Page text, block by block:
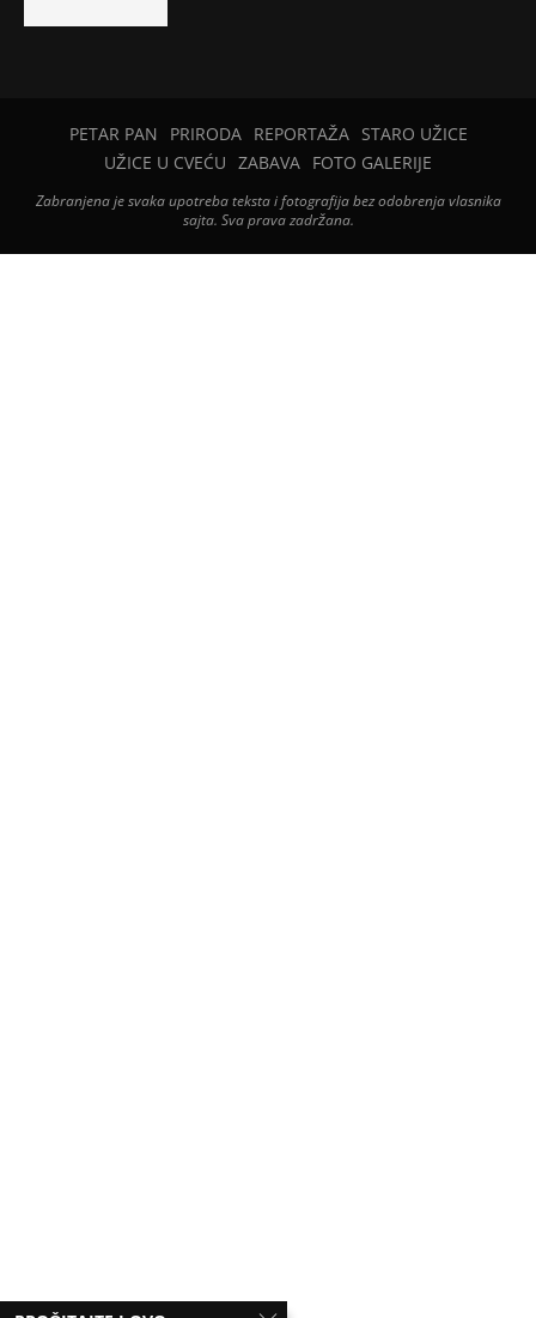
PETAR PAN PRIRODA REPORTAŽA
STARO UŽICE
UŽICE U CVEĆU ZABAVA FOTO GALERIJE
Zabranjena je svaka upotreba teksta i fotografija bez odobrenja vlasnika
sajta. Sva prava zadržana.